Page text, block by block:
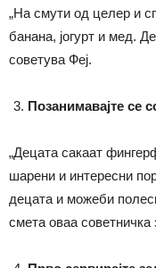
„На смути од целер и
банана, јогурт и мед.
советува Феј.
Позанимавајте се
„Децата сакаат
шарени и интересни
децата и можеби
смета оваа советничка